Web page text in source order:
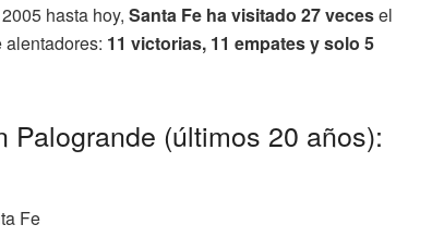
hasta hoy, Santa Fe ha visitado 27 vecesel
11 victorias, 11 empates y solo 5
(últimos 20 años):
Fe